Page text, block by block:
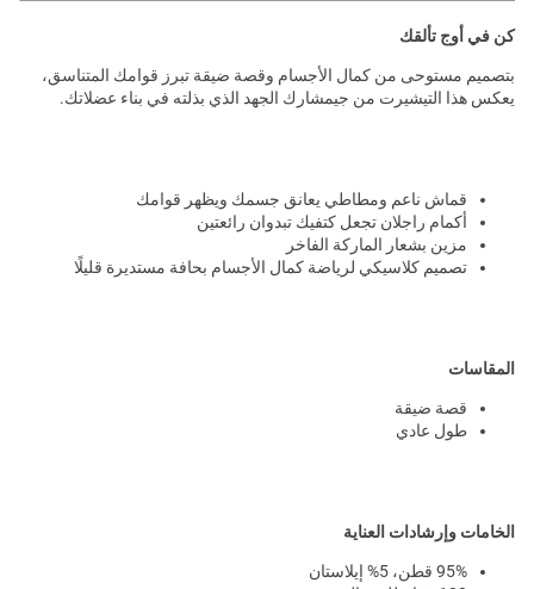
كن في أوج تألقك
بتصميم مستوحى من كمال الأجسام وقصة ضيقة تبرز قوامك المتناسق،
يعكس هذا التيشيرت من جيمشارك الجهد الذي بذلته في بناء عضلاتك.
قماش ناعم ومطاطي يعانق جسمك ويظهر قوامك
أكمام راجلان تجعل كتفيك تبدوان رائعتين
مزين بشعار الماركة الفاخر
تصميم كلاسيكي لرياضة كمال الأجسام بحافة مستديرة قليلًا
المقاسات
قصة ضيقة
طول عادي
الخامات وإرشادات العناية
95% قطن، 5% إيلاستان